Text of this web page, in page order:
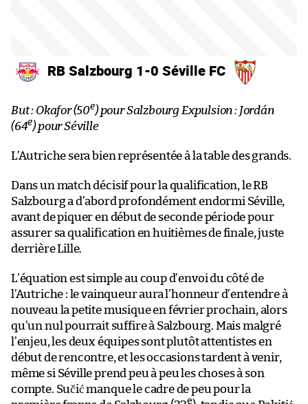
RB Salzbourg 1-0 Séville FC
But : Okafor (50e) pour Salzbourg Expulsion : Jordán
(64e) pour Séville
L’Autriche sera bien représentée à la table des grands.
Dans un match décisif pour la qualification, le RB
Salzbourg a d’abord profondément endormi Séville,
avant de piquer en début de seconde période pour
assurer sa qualification en huitièmes de finale, juste
derrière Lille.
L’équation est simple au coup d’envoi du côté de
l’Autriche : le vainqueur aura l’honneur d’entendre à
nouveau la petite musique en février prochain, alors
qu’un nul pourrait suffire à Salzbourg. Mais malgré
l’enjeu, les deux équipes sont plutôt attentistes en
début de rencontre, et les occasions tardent à venir,
même si Séville prend peu à peu les choses à son
compte. Sučić manque le cadre de peu pour la
e